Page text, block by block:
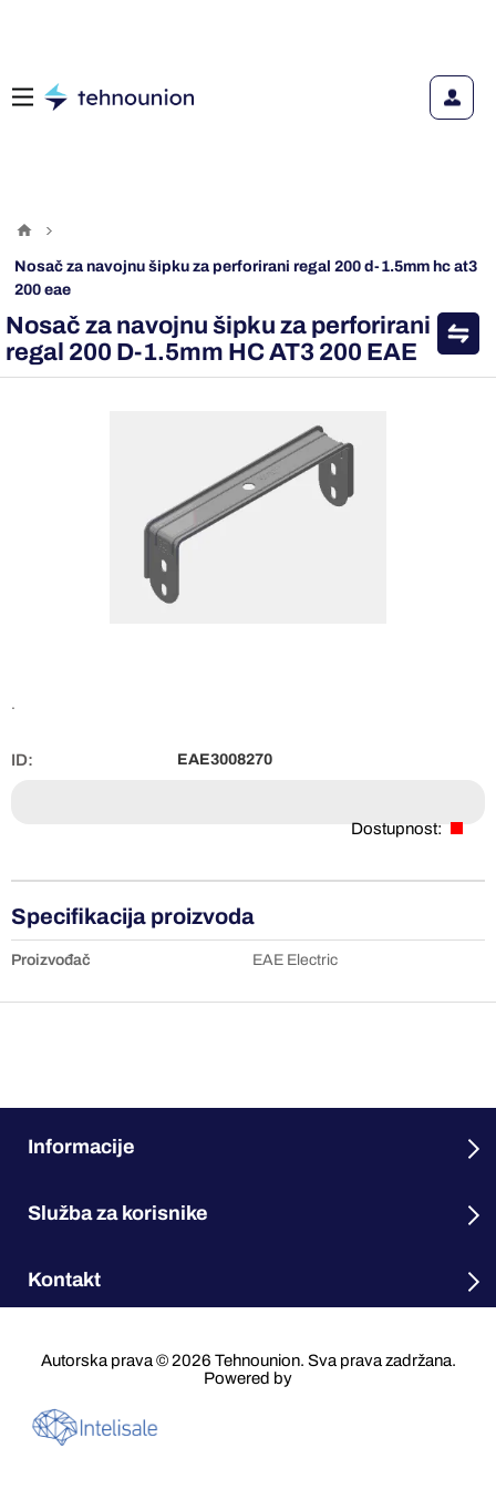
nosač za navojnu šipku za perforirani regal 200 d-1.5mm hc at3
200 eae
Nosač za navojnu šipku za perforirani
regal 200 D-1.5mm HC AT3 200 EAE
.
ID: EAE3008270
Dostupnost:
Specifikacija proizvoda
Proizvođač EAE Electric
Informacije
Služba za korisnike
Kontakt
Autorska prava © 2026 Tehnounion. Sva prava zadržana.
Powered by